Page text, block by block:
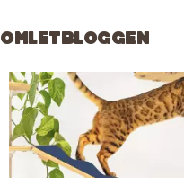
OMLETBLOGGEN